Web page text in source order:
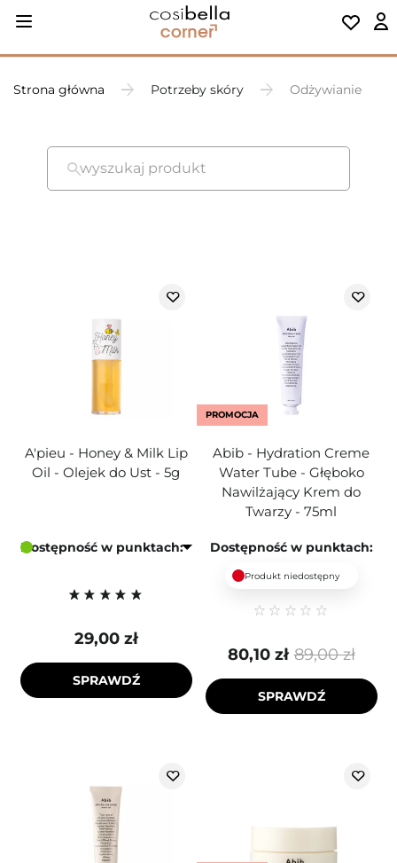
Strona główna Potrzeby skóry Odżywianie
wyszukaj produkt
A'pieu - Honey & Milk Lip
Oil - Olejek do Ust - 5g
Dostępność w punktach:
29,00 zł
SPRAWDŹ
PROMOCJA
Abib - Hydration Creme
Water Tube - Głęboko
Nawilżający Krem do
Twarzy - 75ml
Dostępność w punktach:
Produkt niedostępny
89,00 zł
80,10 zł
SPRAWDŹ